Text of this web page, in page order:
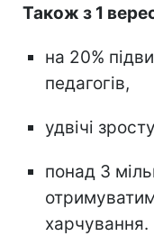
Також з 1
на 20%
педагогів,
удвічі
понад 3
харчування.